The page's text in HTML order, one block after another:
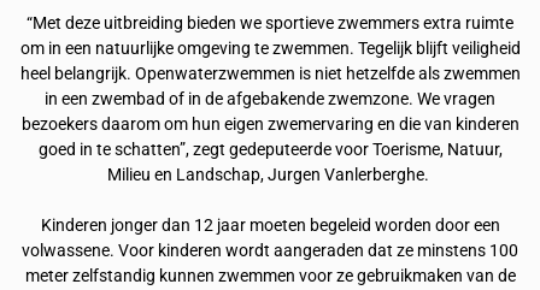
“Met deze uitbreiding bieden we sportieve zwemmers extra ruimte
om in een natuurlijke omgeving te zwemmen. Tegelijk blijft veiligheid
heel belangrijk. Openwaterzwemmen is niet hetzelfde als zwemmen
in een zwembad of in de afgebakende zwemzone. We vragen
bezoekers daarom om hun eigen zwemervaring en die van kinderen
goed in te schatten”, zegt gedeputeerde voor Toerisme, Natuur,
Milieu en Landschap, Jurgen Vanlerberghe.
Kinderen jonger dan 12 jaar moeten begeleid worden door een
volwassene. Voor kinderen wordt aangeraden dat ze minstens 100
meter zelfstandig kunnen zwemmen voor ze gebruikmaken van de